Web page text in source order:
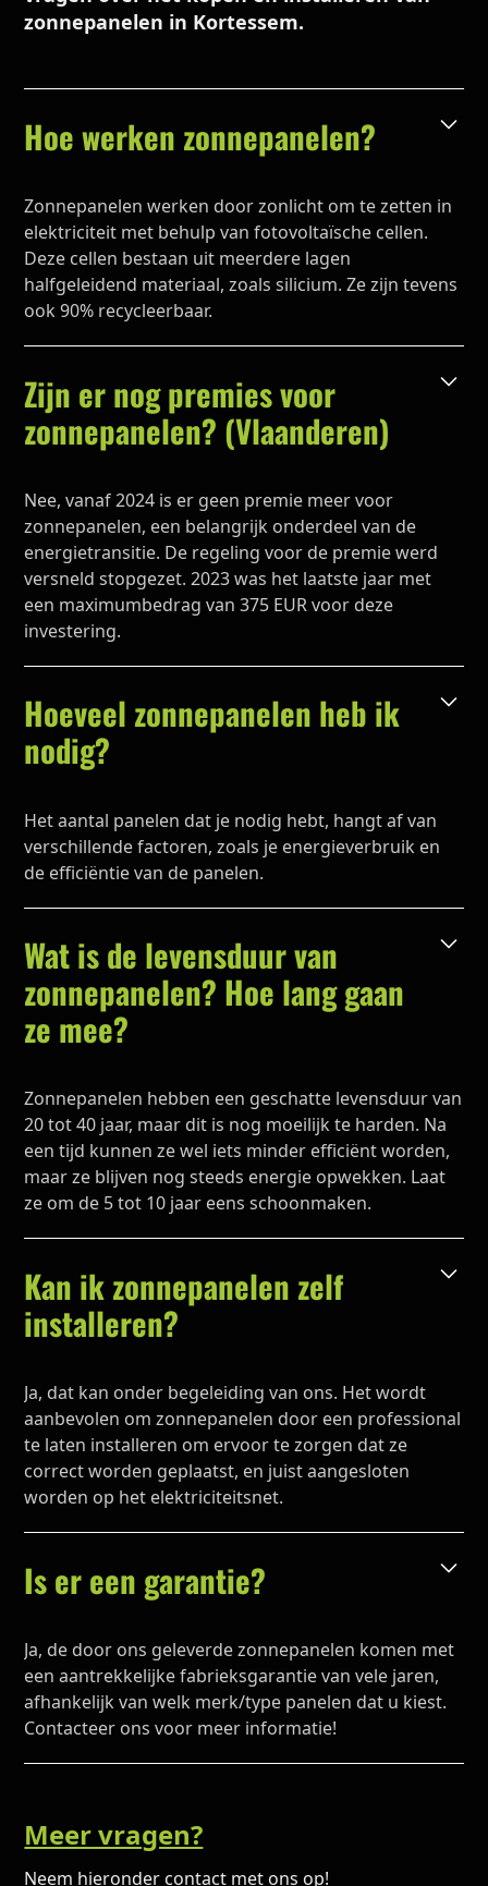
zonnepanelen in Kortessem.
Hoe werken zonnepanelen?
Zonnepanelen werken door zonlicht om te zetten in
elektriciteit met behulp van fotovoltaïsche cellen.
Deze cellen bestaan uit meerdere lagen
halfgeleidend materiaal, zoals silicium. Ze zijn tevens
ook 90% recycleerbaar.
Zijn er nog premies voor
zonnepanelen? (Vlaanderen)
Nee, vanaf 2024 is er geen premie meer voor
zonnepanelen, een belangrijk onderdeel van de
energietransitie. De regeling voor de premie werd
versneld stopgezet. 2023 was het laatste jaar met
een maximumbedrag van 375 EUR voor deze
investering.
Hoeveel zonnepanelen heb ik
nodig?
Het aantal panelen dat je nodig hebt, hangt af van
verschillende factoren, zoals je energieverbruik en
de efficiëntie van de panelen.
Wat is de levensduur van
zonnepanelen? Hoe lang gaan
ze mee?
Zonnepanelen hebben een geschatte levensduur van
20 tot 40 jaar, maar dit is nog moeilijk te harden. Na
een tijd kunnen ze wel iets minder efficiënt worden,
maar ze blijven nog steeds energie opwekken. Laat
ze om de 5 tot 10 jaar eens schoonmaken.
Kan ik zonnepanelen zelf
installeren?
Ja, dat kan onder begeleiding van ons. Het wordt
aanbevolen om zonnepanelen door een professional
te laten installeren om ervoor te zorgen dat ze
correct worden geplaatst, en juist aangesloten
worden op het elektriciteitsnet.
Is er een garantie?
Ja, de door ons geleverde zonnepanelen komen met
een aantrekkelijke fabrieksgarantie van vele jaren,
afhankelijk van welk merk/type panelen dat u kiest.
Contacteer ons voor meer informatie!
Meer vragen?
Neem hieronder contact met ons op!